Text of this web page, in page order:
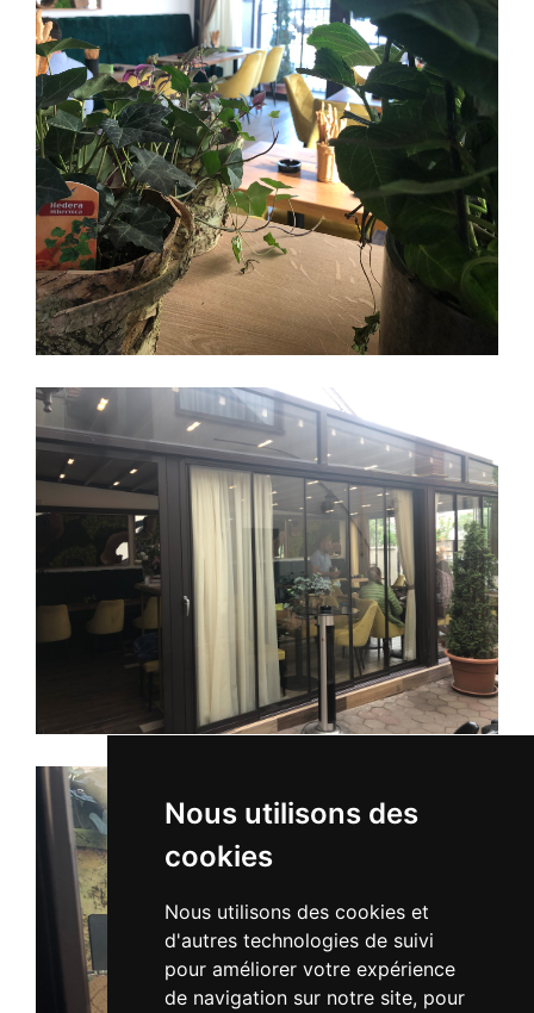
Nous utilisons des
cookies
Nous utilisons des cookies et
d'autres technologies de suivi
pour améliorer votre expérience
de navigation sur notre site, pour